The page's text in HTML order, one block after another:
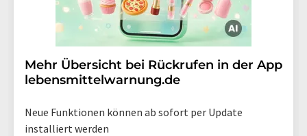
Mehr Übersicht bei Rückrufen in der App
lebensmittelwarnung.de
Neue Funktionen können ab sofort per Update
installiert werden